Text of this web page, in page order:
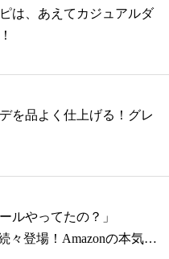
は、あえてカジュアルダ
を品よく仕上げる！グレ
ルやってたの？」
々登場！Amazonの本気